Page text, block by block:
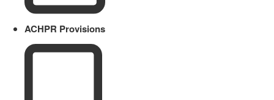
ACHPR Provisions